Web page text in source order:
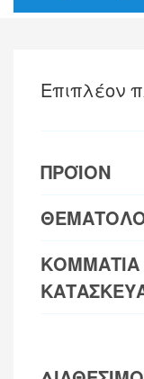
Επιπλέον
ΠΡΟΪΟΝ
ΚΟΜΜΑΤΙΑ